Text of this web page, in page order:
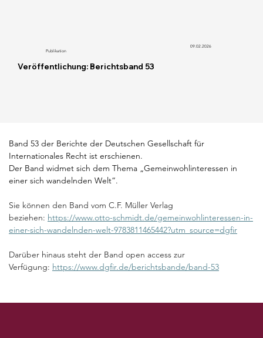
Veröffentlichung: Berichtsband 53
Publikation
09.02.2026
Band 53 der Berichte der Deutschen Gesellschaft für
Internationales Recht ist erschienen.
Der Band widmet sich dem Thema „Gemeinwohlinteressen in
einer sich wandelnden Welt“.
Sie können den Band vom C.F. Müller Verlag
beziehen: https://www.otto-schmidt.de/gemeinwohlinteressen-in-
einer-sich-wandelnden-welt-9783811465442?utm_source=dgfir
Darüber hinaus steht der Band open access zur
Verfügung: https://www.dgfir.de/berichtsbande/band-53